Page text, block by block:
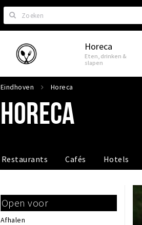
Zoeken
Eindhoven Horeca
Eten, drinken &
slapen
Eindhoven Horeca
HORECA
Restaurants Cafés Hotels
Open voor
Afhalen